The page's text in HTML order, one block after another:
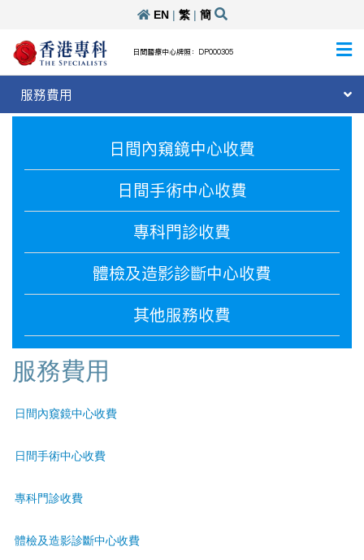
EN| 繁| 簡
日間醫療中心牌照：DP000305
服務費用
日間內窺鏡中心收費
日間手術中心收費
專科門診收費
體檢及造影診斷中心收費
其他服務收費
服務費用
日間內窺鏡中心收費
日間手術中心收費
專科門診收費
體檢及造影診斷中心收費